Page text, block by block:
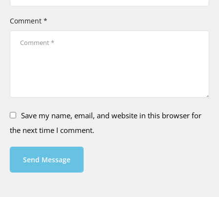
Comment *
Save my name, email, and website in this browser for
the next time I comment.
Send Message